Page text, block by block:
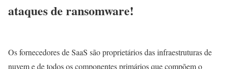
ataques de ransomware!
Os fornecedores de SaaS são proprietários das infraestruturas de
nuvem e de todos os componentes primários que compõem o